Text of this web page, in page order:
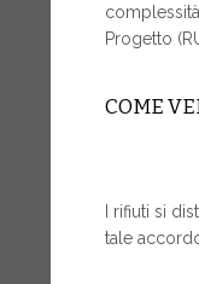
Progetto
COME
I rifiuti si
tale